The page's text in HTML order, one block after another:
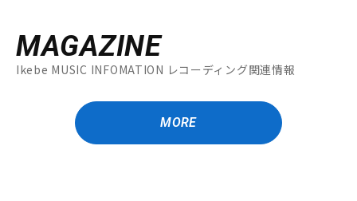
MAGAZINE
Ikebe MUSIC INFOMATION レコーディング関連情報
MORE